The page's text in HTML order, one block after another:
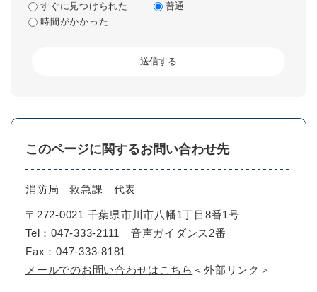
すぐに見つけられた
普通
時間がかかった
このページに関するお問い合わせ先
消防局 救急課 代表
〒272-0021 千葉県市川市八幡1丁目8番1号
Tel：047-333-2111 音声ガイダンス2番
Fax：047-333-8181
メールでのお問い合わせはこちら ＜外部リンク＞